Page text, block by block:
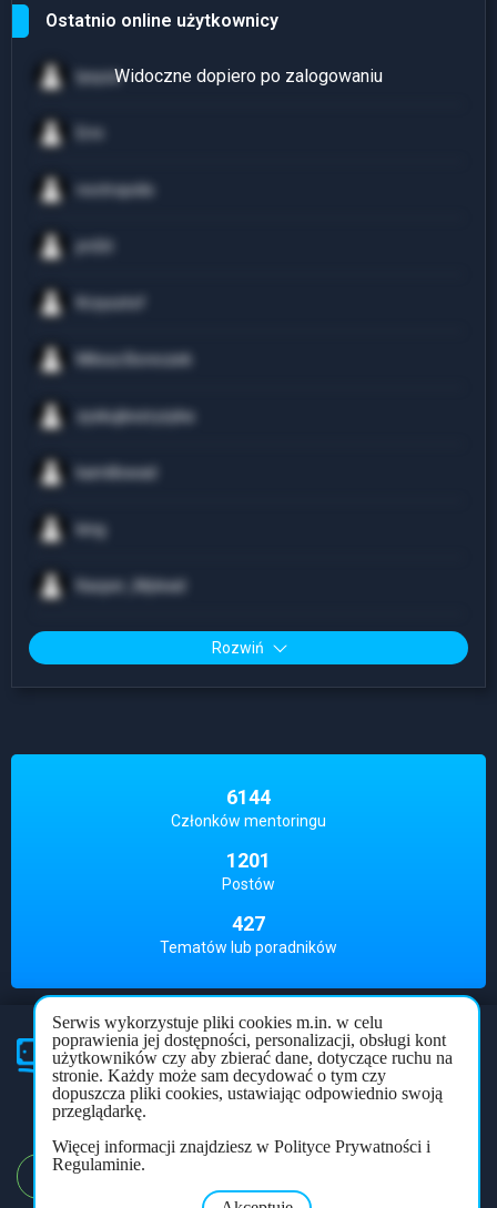
Ostatnio online użytkownicy
lysyzz
noctropolis
Krzysztof
Milosz.Boreczek
zyskujbezryzyka
kamillowad
king
Kacper_Mylead
Rozwiń
6144
Członków mentoringu
1201
Postów
427
Tematów lub poradników
Polityka prywatności Regulamin Forum
Partner
mentoringu
REJESTRACJA
Serwis wykorzystuje pliki cookies m.in. w celu
poprawienia jej dostępności, personalizacji, obsługi kont
użytkowników czy aby zbierać dane, dotyczące ruchu na
stronie. Każdy może sam decydować o tym czy
dopuszcza pliki cookies, ustawiając odpowiednio swoją
przeglądarkę.
Więcej informacji znajdziesz w Polityce Prywatności i
Regulaminie.